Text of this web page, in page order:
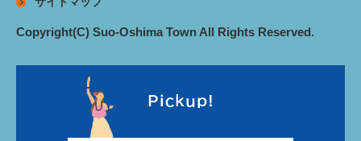
Copyright(C) Suo-Oshima Town All Rights Reserved.